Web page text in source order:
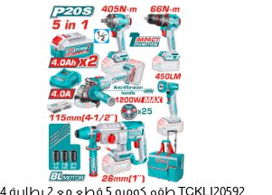
TCKLI20592 طقم كومبو 5 قطع مع 2 بطارية 4